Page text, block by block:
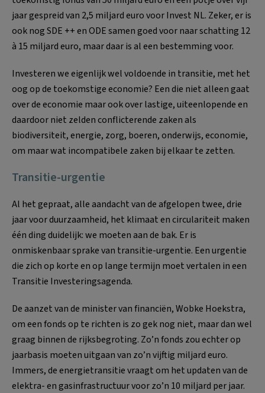
jaar gespreid van 2,5 miljard euro voor Invest NL. Zeker, er is
ook nog SDE ++ en ODE samen goed voor naar schatting 12
à 15 miljard euro, maar daar is al een bestemming voor.
Investeren we eigenlijk wel voldoende in transitie, met het
oog op de toekomstige economie? Een die niet alleen gaat
over de economie maar ook over lastige, uiteenlopende en
daardoor niet zelden conflicterende zaken als
biodiversiteit, energie, zorg, boeren, onderwijs, economie,
om maar wat incompatibele zaken bij elkaar te zetten.
Transitie-urgentie
Al het gepraat, alle aandacht van de afgelopen twee, drie
jaar voor duurzaamheid, het klimaat en circulariteit maken
één ding duidelijk: we moeten aan de bak. Er is
onmiskenbaar sprake van transitie-urgentie. Een urgentie
die zich op korte en op lange termijn moet vertalen in een
Transitie Investeringsagenda.
De aanzet van de minister van financiën, Wobke Hoekstra,
om een fonds op te richten is zo gek nog niet, maar dan wel
graag binnen de rijksbegroting. Zo’n fonds zou echter op
jaarbasis moeten uitgaan van zo’n vijftig miljard euro.
Immers, de energietransitie vraagt om het updaten van de
elektra- en gasinfrastructuur voor zo’n 10 miljard per jaar.